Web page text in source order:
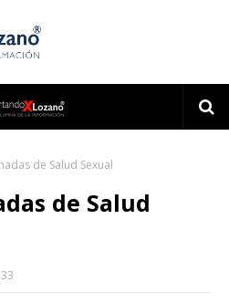
de Salud Sexual
de Salud